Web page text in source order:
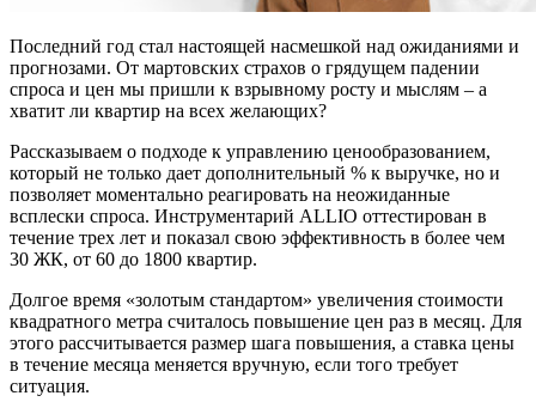
Последний год стал настоящей насмешкой над ожиданиями и
прогнозами. От мартовских страхов о грядущем падении
спроса и цен мы пришли к взрывному росту и мыслям – а
хватит ли квартир на всех желающих?
Рассказываем о подходе к управлению ценообразованием,
который не только дает дополнительный % к выручке, но и
позволяет моментально реагировать на неожиданные
всплески спроса. Инструментарий ALLIO оттестирован в
течение трех лет и показал свою эффективность в более чем
30 ЖК, от 60 до 1800 квартир.
Долгое время «золотым стандартом» увеличения стоимости
квадратного метра считалось повышение цен раз в месяц. Для
этого рассчитывается размер шага повышения, а ставка цены
в течение месяца меняется вручную, если того требует
ситуация.